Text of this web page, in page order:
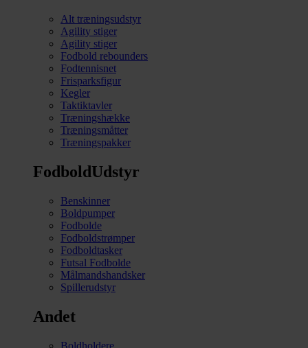
Alt træningsudstyr
Agility stiger
Agility stiger
Fodbold rebounders
Fodtennisnet
Frisparksfigur
Kegler
Taktiktavler
Træningshække
Træningsmåtter
Træningspakker
FodboldUdstyr
Benskinner
Boldpumper
Fodbolde
Fodboldstrømper
Fodboldtasker
Futsal Fodbolde
Målmandshandsker
Spillerudstyr
Andet
Boldholdere